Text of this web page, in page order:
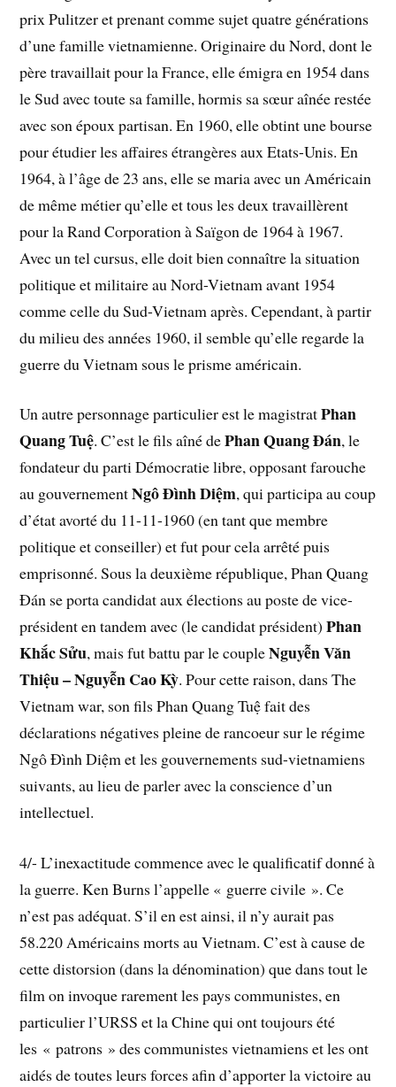
prix Pulitzer et prenant comme sujet quatre générations
d’une famille vietnamienne. Originaire du Nord, dont le
père travaillait pour la France, elle émigra en 1954 dans
le Sud avec toute sa famille, hormis sa sœur aînée restée
avec son époux partisan. En 1960, elle obtint une bourse
pour étudier les affaires étrangères aux Etats-Unis. En
1964, à l’âge de 23 ans, elle se maria avec un Américain
de même métier qu’elle et tous les deux travaillèrent
pour la Rand Corporation à Saïgon de 1964 à 1967.
Avec un tel cursus, elle doit bien connaître la situation
politique et militaire au Nord-Vietnam avant 1954
comme celle du Sud-Vietnam après. Cependant, à partir
du milieu des années 1960, il semble qu’elle regarde la
guerre du Vietnam sous le prisme américain.
Un autre personnage particulier est le magistratPhan
Quang Tuệ. C’est le fils aîné dePhan Quang Đán, le
fondateur du parti Démocratie libre, opposant farouche
au gouvernementNgô Đình Diệm, qui participa au coup
d’état avorté du 11-11-1960 (en tant que membre
politique et conseiller) et fut pour cela arrêté puis
emprisonné. Sous la deuxième république, Phan Quang
Đán se porta candidat aux élections au poste de vice-
président en tandem avec (le candidat président)Phan
Khắc Sửu, mais fut battu par le coupleNguyễn Văn
Thiệu – Nguyễn Cao Kỳ. Pour cette raison, dans The
Vietnam war, son fils Phan Quang Tuệ fait des
déclarations négatives pleine de rancoeur sur le régime
Ngô Đình Diệm et les gouvernements sud-vietnamiens
suivants, au lieu de parler avec la conscience d’un
intellectuel.
4/- L’inexactitude commence avec le qualificatif donné à
la guerre. Ken Burns l’appelle « guerre civile ». Ce
n’est pas adéquat. S’il en est ainsi, il n’y aurait pas
58.220 Américains morts au Vietnam. C’est à cause de
cette distorsion (dans la dénomination) que dans tout le
film on invoque rarement les pays communistes, en
particulier l’URSS et la Chine qui ont toujours été
les « patrons » des communistes vietnamiens et les ont
aidés de toutes leurs forces afin d’apporter la victoire au